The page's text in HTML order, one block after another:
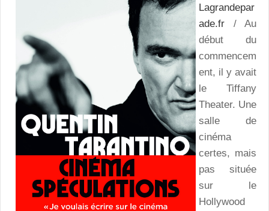
Lagrandepar
ade.fr / Au
début du
commencem
ent, il y avait
le Tiffany
Theater. Une
salle de
cinéma
certes, mais
pas située
sur le
Hollywood